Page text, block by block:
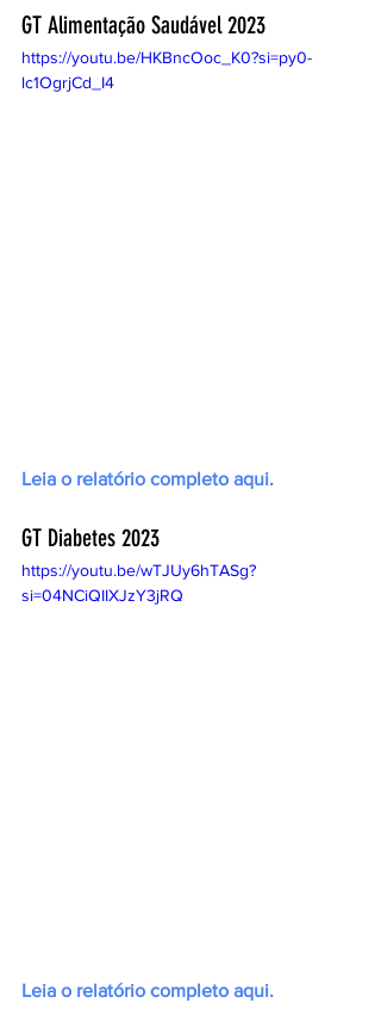
GT Alimentação Saudável 2023
https://youtu.be/HKBncOoc_K0?si=py0-
lc1OgrjCd_I4
Leia o relatório completo aqui.
GT Diabetes 2023
https://youtu.be/wTJUy6hTASg?
si=04NCiQIIXJzY3jRQ
Leia o relatório completo aqui.